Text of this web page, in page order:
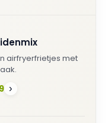
airfryerfrietjes met
›